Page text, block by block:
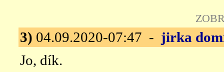
3) 04.09.2020-07:47 - jirka
Jo, dík.